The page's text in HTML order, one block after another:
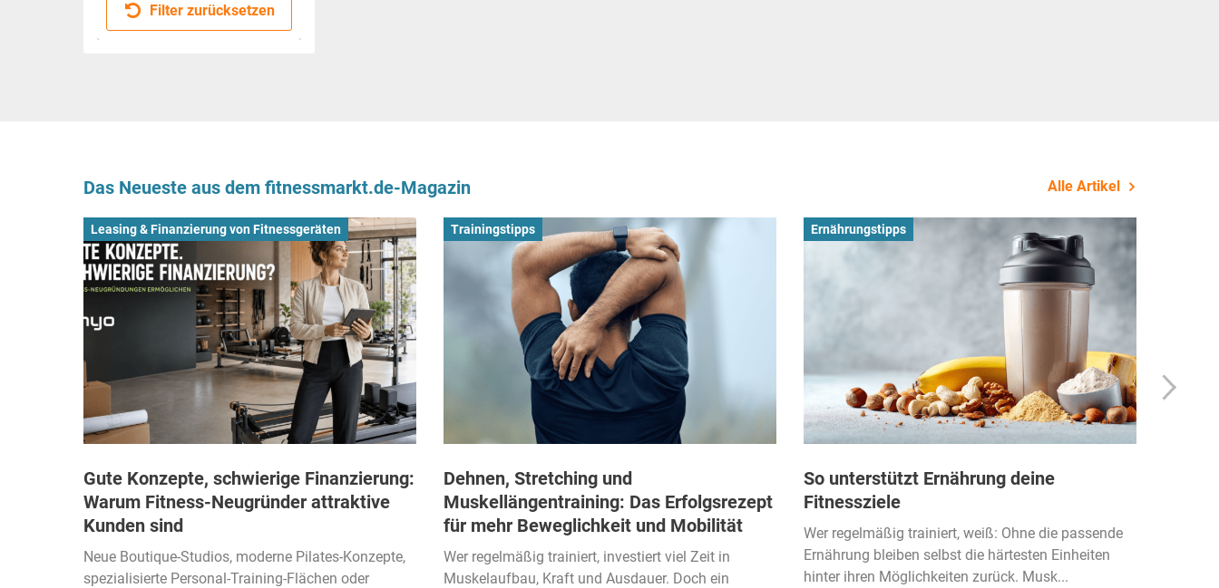
Filter zurücksetzen
Das Neueste aus dem fitnessmarkt.de-Magazin Alle Artikel
Leasing & Finanzierung von Fitnessgeräten
Gute Konzepte, schwierige Finanzierung:
Warum Fitness-Neugründer attraktive
Kunden sind
Neue Boutique-Studios, moderne Pilates-Konzepte,
spezialisierte Personal-Training-Flächen oder
Trainingstipps
Dehnen, Stretching und
Muskellängentraining: Das Erfolgsrezept
für mehr Beweglichkeit und Mobilität
Wer regelmäßig trainiert, investiert viel Zeit in
Muskelaufbau, Kraft und Ausdauer. Doch ein
Ernährungstipps
So unterstützt Ernährung deine
Fitnessziele
Wer regelmäßig trainiert, weiß: Ohne die passende
Ernährung bleiben selbst die härtesten Einheiten
hinter ihren Möglichkeiten zurück. Musk...